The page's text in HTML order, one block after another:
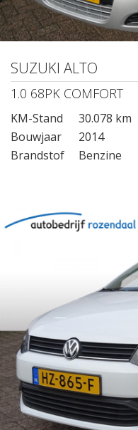
SUZUKI ALTO
1.0 68PK COMFORT
KM-Stand
30.078 km
Bouwjaar
2014
Brandstof
Benzine